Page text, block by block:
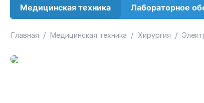
Медицинская техника Лабораторное
Главная / Медицинская техника / Хирургия /